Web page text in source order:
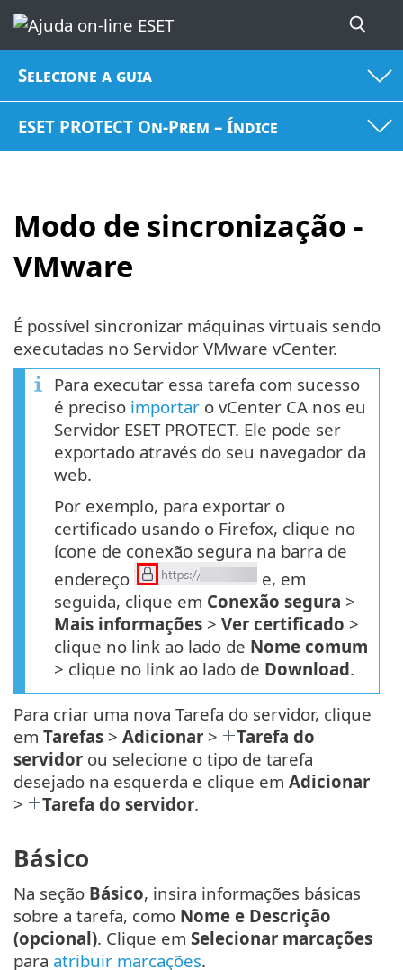
Selecione a guia
ESET PROTECT On-Prem – Índice
Modo de sincronização -
VMware
É possível sincronizar máquinas virtuais sendo
executadas no Servidor VMware vCenter.
Para executar essa tarefa com sucesso
é preciso importar o vCenter CA nos eu
Servidor ESET PROTECT. Ele pode ser
exportado através do seu navegador da
web.
Por exemplo, para exportar o
certificado usando o Firefox, clique no
ícone de conexão segura na barra de
endereço
e, em
seguida, clique em Conexão segura >
Mais informações > Ver certificado >
clique no link ao lado de Nome comum
> clique no link ao lado de Download.
Para criar uma nova Tarefa do servidor, clique
em Tarefas > Adicionar >
Tarefa do
servidor ou selecione o tipo de tarefa
desejado na esquerda e clique em Adicionar
>
Tarefa do servidor.
Básico
Na seção Básico, insira informações básicas
sobre a tarefa, como Nome e Descrição
(opcional). Clique em Selecionar marcações
para atribuir marcações.